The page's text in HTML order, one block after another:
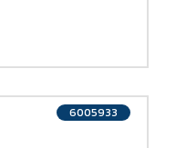
6005933